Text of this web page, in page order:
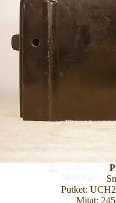
Putket:
Mitat: